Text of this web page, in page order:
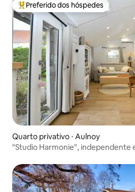
Entre os melhores preferidos dos
Preferido dos hóspedes
Quarto privativo ⋅ Aulnoy
"Studio Harmonie", independente